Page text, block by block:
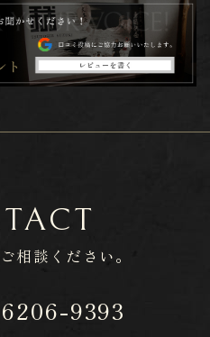
​​​​​​​ご相談ください。
9393